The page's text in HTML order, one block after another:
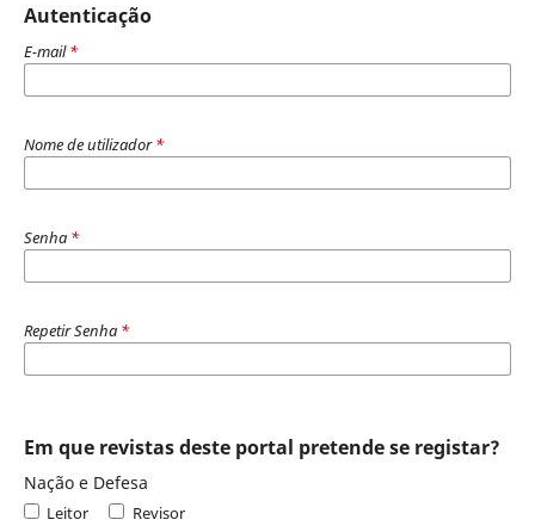
Autenticação
E-mail*
Nome de utilizador*
Senha *
Repetir Senha *
Em que revistas deste portal pretende se registar?
Nação e Defesa
Leitor Revisor